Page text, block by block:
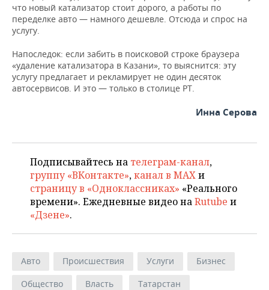
что новый катализатор стоит дорого, а работы по
переделке авто — намного дешевле. Отсюда и спрос на
услугу.
Напоследок: если забить в поисковой строке браузера
«удаление катализатора в Казани», то выяснится: эту
услугу предлагает и рекламирует не один десяток
автосервисов. И это — только в столице РТ.
Инна Серова
Подписывайтесь на телеграм-канал,
группу «ВКонтакте»,канал в MAXи
страницу в «Одноклассниках» «Реального
времени». Ежедневные видео наRutube и
«Дзене».
Авто Происшествия Услуги
Бизнес
Общество
Власть
Татарстан